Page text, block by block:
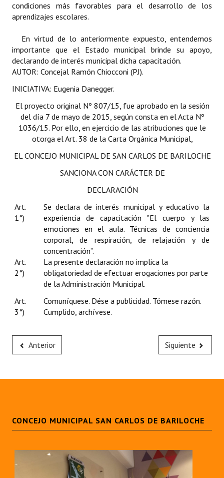
Entrega de distinciones
REFORMA DE LA CARTA ORGÁNICA
condiciones más favorables para el desarrollo de los
aprendizajes escolares.
En virtud de lo anteriormente expuesto, entendemos
importante que el Estado municipal brinde su apoyo,
declarando de interés municipal dicha capacitación.
AUTOR: Concejal Ramón Chiocconi (PJ).
INICIATIVA: Eugenia Danegger.
El proyecto original Nº 807/15, fue aprobado en la sesión
del día 7 de mayo de 2015, según consta en el Acta Nº
1036/15. Por ello, en ejercicio de las atribuciones que le
otorga el Art. 38 de la Carta Orgánica Municipal,
EL CONCEJO MUNICIPAL DE SAN CARLOS DE BARILOCHE
SANCIONA CON CARÁCTER DE
DECLARACIÓN
Art.
1°)
Se declara de interés municipal y educativo la
experiencia de capacitación "El cuerpo y las
emociones en el aula. Técnicas de conciencia
corporal, de respiración, de relajación y de
concentración”.
Art.
2°)
La presente declaración no implica la
obligatoriedad de efectuar erogaciones por parte
de la Administración Municipal.
Art.
3°)
Comuníquese. Dése a publicidad. Tómese razón.
Cumplido, archívese.
Anterior Siguiente
CONCEJO MUNICIPAL SAN CARLOS DE BARILOCHE